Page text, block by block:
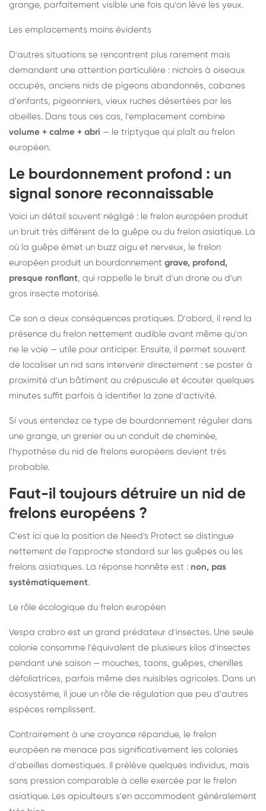
grange, parfaitement visible une fois qu'on lève les yeux.
Les emplacements moins évidents
D'autres situations se rencontrent plus rarement mais
demandent une attention particulière : nichoirs à oiseaux
occupés, anciens nids de pigeons abandonnés, cabanes
d'enfants, pigeonniers, vieux ruches désertées par les
abeilles. Dans tous ces cas, l'emplacement combine
volume + calme + abri — le triptyque qui plaît au frelon
européen.
Le bourdonnement profond : un
signal sonore reconnaissable
Voici un détail souvent négligé : le frelon européen produit
un bruit très différent de la guêpe ou du frelon asiatique. Là
où la guêpe émet un buzz aigu et nerveux, le frelon
européen produit un bourdonnement grave, profond,
presque ronflant, qui rappelle le bruit d'un drone ou d'un
gros insecte motorisé.
Ce son a deux conséquences pratiques. D'abord, il rend la
présence du frelon nettement audible avant même qu'on
ne le voie — utile pour anticiper. Ensuite, il permet souvent
de localiser un nid sans intervenir directement : se poster à
proximité d'un bâtiment au crépuscule et écouter quelques
minutes suffit parfois à identifier la zone d'activité.
Si vous entendez ce type de bourdonnement régulier dans
une grange, un grenier ou un conduit de cheminée,
l'hypothèse du nid de frelons européens devient très
probable.
Faut-il toujours détruire un nid de
frelons européens ?
C'est ici que la position de Need's Protect se distingue
nettement de l'approche standard sur les guêpes ou les
frelons asiatiques. La réponse honnête est : non, pas
systématiquement.
Le rôle écologique du frelon européen
Vespa crabro est un grand prédateur d'insectes. Une seule
colonie consomme l'équivalent de plusieurs kilos d'insectes
pendant une saison — mouches, taons, guêpes, chenilles
défoliatrices, parfois même des nuisibles agricoles. Dans un
écosystème, il joue un rôle de régulation que peu d'autres
espèces remplissent.
Contrairement à une croyance répandue, le frelon
européen ne menace pas significativement les colonies
d'abeilles domestiques. Il prélève quelques individus, mais
sans pression comparable à celle exercée par le frelon
asiatique. Les apiculteurs s'en accommodent généralement